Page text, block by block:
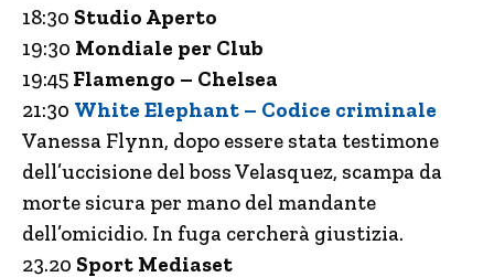
18:30 Studio Aperto
19:30 Mondiale per Club
19:45 Flamengo – Chelsea
21:30 White Elephant – Codice criminale
Vanessa Flynn, dopo essere stata testimone
dell’uccisione del boss Velasquez, scampa da
morte sicura per mano del mandante
dell’omicidio. In fuga cercherà giustizia.
23.20 Sport Mediaset